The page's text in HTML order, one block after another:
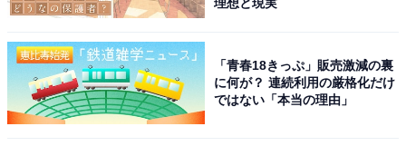
て、2位「佐賀県」（51％）、3位「北海道」「山口県」
＞次ページ：「平均貯蓄額が多い都道府県」10位までの
「青春18きっぷ」販売激減の裏
に何が？ 連続利用の厳格化だけ
ではない「本当の理由」